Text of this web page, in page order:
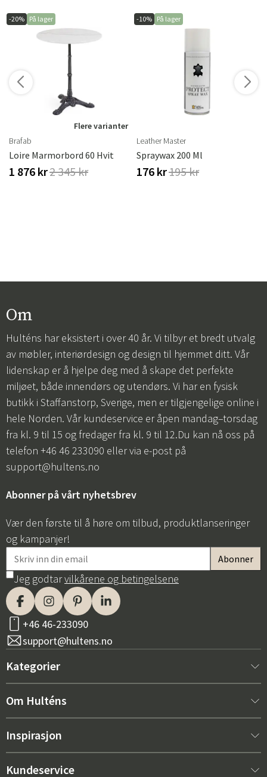
-20% På lager
Flere varianter
Brafab
Loire Marmorbord 60 Hvit
1 876 kr2 345 kr
-10% På lager
Leather Master
Spraywax 200 Ml
176 kr195 kr
Om
Hulténs har eksistert i over 40 år. Vi tilbyr et bredt utvalg
av møbler, interiørdesign og design til hjemmet ditt. Vår
lidenskap er å hjelpe deg med å skape det perfekte
miljøet, både innendørs og utendørs. Vi har en fysisk
butikk i Staffanstorp, Sverige, men er tilgjengelige online i
hele Norden. Vår kundeservice er åpen mandag–torsdag
fra kl. 9 til 15 og fredager fra kl. 9 til 12.Du kan nå oss på
telefon +46 46 233090 eller via e-post på
support@hultens.no
Abonner på vårt nyhetsbrev
Vær den første til å høre om tilbud, produktlanseringer
og kampanjer!
Jeg godtarvilkårene og betingelsene
+46 46-233090
support@hultens.no
Kategorier
Nytt hos oss
Innredning
Om Hulténs
Om Hulténs
Inspirasjon
Bestselger
Kundeservice